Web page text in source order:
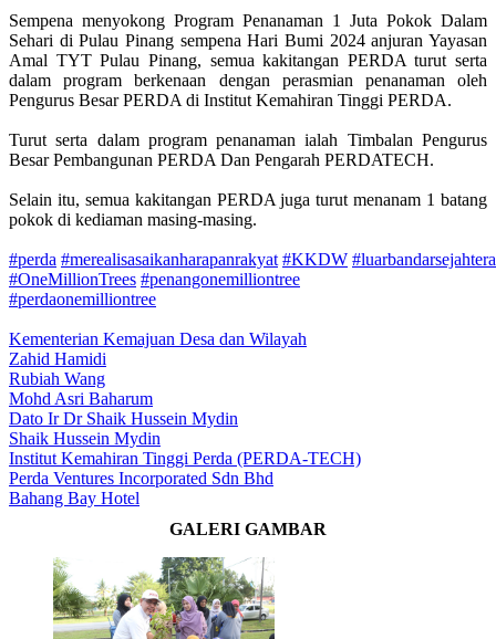
Sempena menyokong Program Penanaman 1 Juta Pokok Dalam
Sehari di Pulau Pinang sempena Hari Bumi 2024 anjuran Yayasan
Amal TYT Pulau Pinang, semua kakitangan PERDA turut serta
dalam program berkenaan dengan perasmian penanaman oleh
Pengurus Besar PERDA di Institut Kemahiran Tinggi PERDA.
Turut serta dalam program penanaman ialah Timbalan Pengurus
Besar Pembangunan PERDA Dan Pengarah PERDATECH.
Selain itu, semua kakitangan PERDA juga turut menanam 1 batang
pokok di kediaman masing-masing.
#perda #merealisasaikanharapanrakyat #KKDW #luarbandarsejahtera
#OneMillionTrees #penangonemilliontree
#perdaonemilliontree
Kementerian Kemajuan Desa dan Wilayah
Zahid Hamidi
Rubiah Wang
Mohd Asri Baharum
Dato Ir Dr Shaik Hussein Mydin
Shaik Hussein Mydin
Institut Kemahiran Tinggi Perda (PERDA-TECH)
Perda Ventures Incorporated Sdn Bhd
Bahang Bay Hotel
GALERI GAMBAR